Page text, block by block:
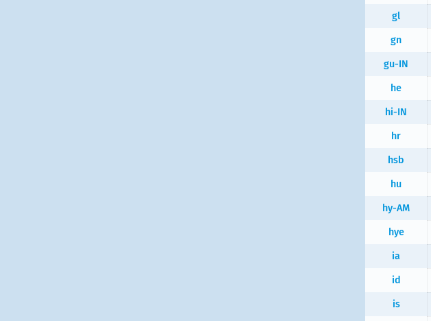
gl
gn
gu-IN
he
hi-IN
hr
hsb
hu
hy-AM
hye
ia
id
is